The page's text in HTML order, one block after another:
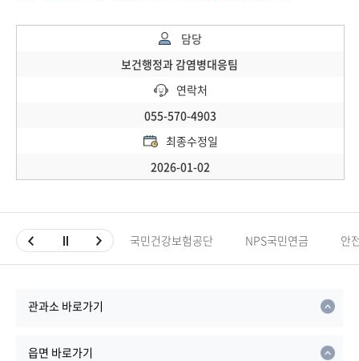
담당
보건행정과 감염병대응팀
연락처
055-570-4903
최종수정일
2026-01-02
국민건강보험공단 NPS국민연금 안
관과소 바로가기
읍면 바로가기